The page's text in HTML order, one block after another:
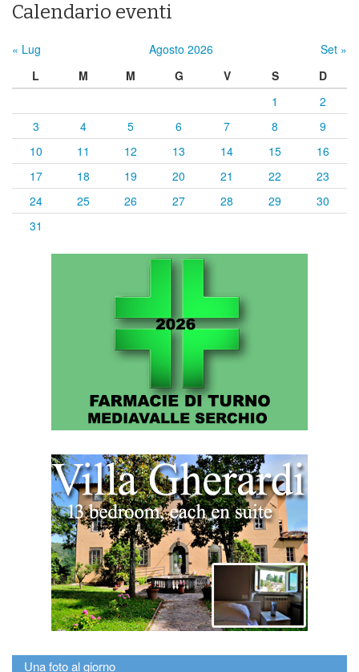
Calendario eventi
« Lug Agosto 2026
Set »
L
M M G V S
D
1
2
3
4 5 6 7 8
9
10
11 12 13 14 15
16
17
18 19 20 21 22
23
24
25 26 27 28 29
30
31
Una foto al giorno